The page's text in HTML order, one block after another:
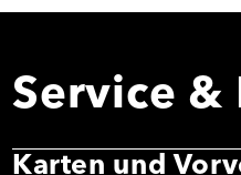
Service &
Karten und